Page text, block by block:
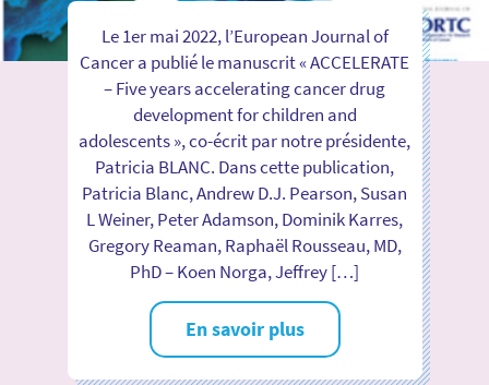
Le 1er mai 2022, l’European Journal of
Cancer a publié le manuscrit « ACCELERATE
– Five years accelerating cancer drug
development for children and
adolescents », co-écrit par notre présidente,
Patricia BLANC. Dans cette publication,
Patricia Blanc, Andrew D.J. Pearson, Susan
L Weiner, Peter Adamson, Dominik Karres,
Gregory Reaman, Raphaël Rousseau, MD,
PhD – Koen Norga, Jeffrey […]
En savoir plus